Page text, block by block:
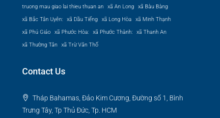
truong mau giao lai thieu thuan an
xã An Long
xã Bàu Bàng
xã Bắc Tân Uyên:
xã Dầu Tiếng xã Long Hòa
xã Minh Thạnh
xã Phú Giáo
xã Phước Hòa: xã Phước Thành:
xã Thanh An
xã Thường Tân
xã Trừ Văn Thố
Contact Us
Tháp Bahamas, Đảo Kim Cương, Đường số 1, Bình
Trưng Tây, Tp Thủ Đức, Tp. HCM